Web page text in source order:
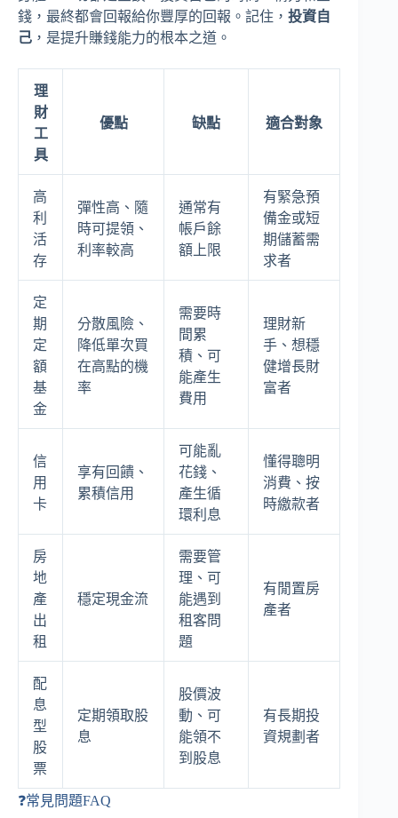
錢，最終都會回報給你豐厚的回報。記住， 投資自
己 ，是提升賺錢能力的根本之道。
理
財
工
具
優點 缺點 適合對象
高
利
活
存
彈性高、隨
時可提領、
利率較高
通常有
帳戶餘
額上限
有緊急預
備金或短
期儲蓄需
求者
定
期
定
額
基
金
分散風險、
降低單次買
在高點的機
率
需要時
間累
積、可
能產生
費用
理財新
手、想穩
健增長財
富者
信
用
卡
享有回饋、
累積信用
可能亂
花錢、
產生循
環利息
懂得聰明
消費、按
時繳款者
房
地
產
出
租
穩定現金流
需要管
理、可
能遇到
租客問
題
有閒置房
產者
配
息
型
股
票
定期領取股
息
股價波
動、可
能領不
到股息
有長期投
資規劃者
❓常見問題FAQ